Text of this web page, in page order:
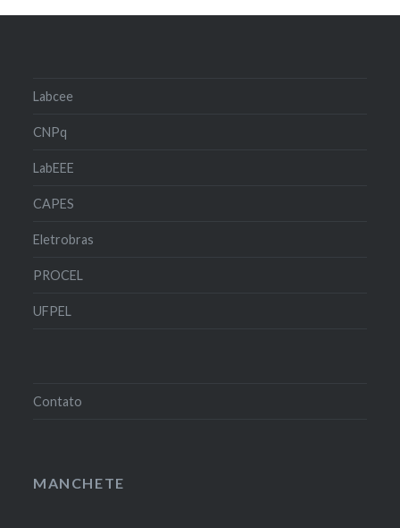
Labcee
CNPq
LabEEE
CAPES
Eletrobras
PROCEL
UFPEL
Contato
MANCHETE